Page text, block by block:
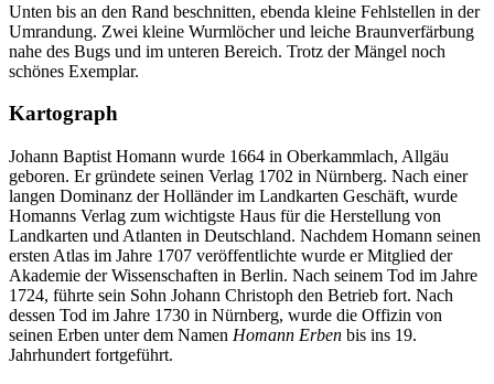
Unten bis an den Rand beschnitten, ebenda kleine Fehlstellen in der
Umrandung. Zwei kleine Wurmlöcher und leiche Braunverfärbung
nahe des Bugs und im unteren Bereich. Trotz der Mängel noch
schönes Exemplar.
Kartograph
Johann Baptist Homann wurde 1664 in Oberkammlach, Allgäu
geboren. Er gründete seinen Verlag 1702 in Nürnberg. Nach einer
langen Dominanz der Holländer im Landkarten Geschäft, wurde
Homanns Verlag zum wichtigste Haus für die Herstellung von
Landkarten und Atlanten in Deutschland. Nachdem Homann seinen
ersten Atlas im Jahre 1707 veröffentlichte wurde er Mitglied der
Akademie der Wissenschaften in Berlin. Nach seinem Tod im Jahre
1724, führte sein Sohn Johann Christoph den Betrieb fort. Nach
dessen Tod im Jahre 1730 in Nürnberg, wurde die Offizin von
seinen Erben unter dem Namen Homann Erben bis ins 19.
Jahrhundert fortgeführt.